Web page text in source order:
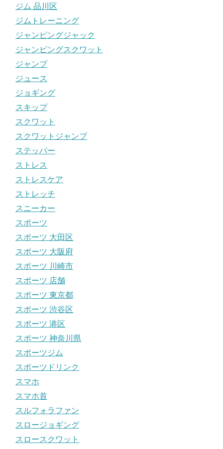
ジム 品川区
ジムトレーニング
ジャンピングジャック
ジャンピングスクワット
ジャンプ
ジュース
ジョギング
スキップ
スクワット
スクワットジャンプ
ステッパー
ストレス
ストレスケア
ストレッチ
スニーカー
スポーツ
スポーツ 大田区
スポーツ 大阪府
スポーツ 川崎市
スポーツ 店舗
スポーツ 東京都
スポーツ 渋谷区
スポーツ 港区
スポーツ 神奈川県
スポーツジム
スポーツドリンク
スマホ
スマホ首
スルフォラファン
スロージョギング
スロースクワット